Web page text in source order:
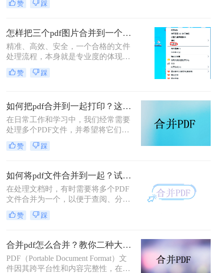
件处理是每个职场人和内容创作者的
琐、安全隐患——这些痛点几乎每天
都在消耗我们的时间和耐心。
赞 踩
怎样把三个pdf图片合并到一个文件？三招搞定，职场效率飙升秘籍！
精准、高效、安全，一个合格的文件
处理流程，本身就是专业度的体现。
在信息爆炸的职场，我们每天都要与
海量文档打交道。你是否也经常遇到
PDF，或是三份散乱的报告图表
PDF，急需你整理成一个规整的文件
进行提交或归档？
赞 踩
如何把pdf合并到一起打印？这4种合并方法了解一下！
在日常工作和学习中，我们经常需要
处理多个PDF文件，并希望将它们合
并成一个文件进行打印，以便于管理
和节省纸张。那么如何把pdf合并到一
合并PDF文件并打印，每种方法都附
有简介。
赞 踩
如何将pdf文件合并到一起？试试这二个合并方法！
在处理文档时，有时需要将多个PDF
文件合并为一个，以便于查阅、分享
或存储。那么如何将pdf文件合并到一
起呢？本文将介绍两种合并PDF文件
赞 踩
合并pdf怎么合并？教你二种大家都在用的合并方法！
PDF（Portable Document Format）文
件因其跨平台性和内容完整性，在日